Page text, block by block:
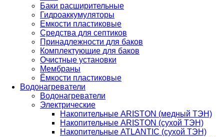
Баки расширительные
Гидроаккумуляторы
Емкости пластиковые
Средства для септиков
Принадлежности для баков
Комплектующие для баков
Очистные установки
Мембраны
Ёмкости пластиковые
Водонагреватели
Водонагреватели
Электрические
Накопительные ARISTON (медный ТЭН)
Накопительные ARISTON (сухой ТЭН)
Накопительные ATLANTIC (сухой ТЭН)